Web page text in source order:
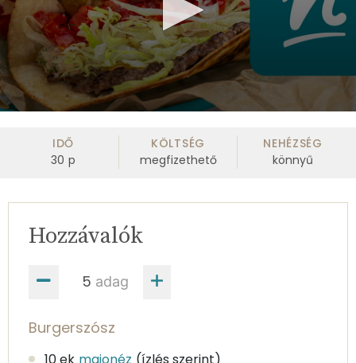
IDŐ
30 p
KÖLTSÉG
megfizethető
NEHÉZSÉG
könnyű
adag
Hozzávalók
Burgerszósz